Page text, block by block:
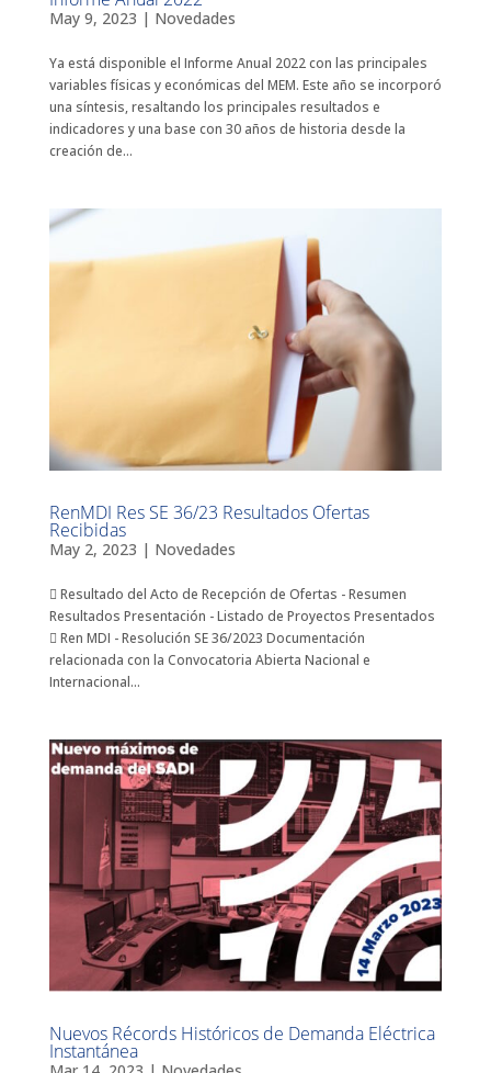
May 9, 2023 | Novedades
Ya está disponible el Informe Anual 2022 con las principales
variables físicas y económicas del MEM. Este año se incorporó
una síntesis, resaltando los principales resultados e
indicadores y una base con 30 años de historia desde la
creación de...
RenMDI Res SE 36/23 Resultados Ofertas
Recibidas
May 2, 2023 | Novedades
 Resultado del Acto de Recepción de Ofertas - Resumen
Resultados Presentación - Listado de Proyectos Presentados
 Ren MDI - Resolución SE 36/2023 Documentación
relacionada con la Convocatoria Abierta Nacional e
Internacional...
Nuevos Récords Históricos de Demanda Eléctrica
Instantánea